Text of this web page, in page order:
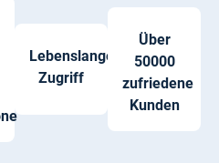
Lebenslanger
Zugriff
Über
50000
zufriedene
Kunden